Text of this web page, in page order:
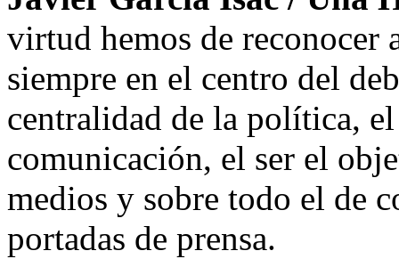
virtud hemos de reconocer
siempre en el centro del
centralidad de la política,
comunicación, el ser el
medios y sobre todo el de
portadas de prensa.